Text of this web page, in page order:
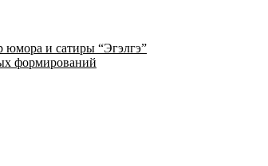
юмора и сатиры “Эгэлгэ”
формирований